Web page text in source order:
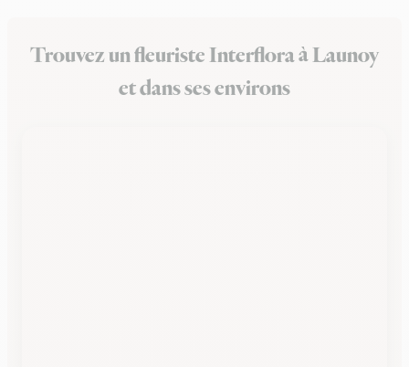
Trouvez un fleuriste Interflora à Launoy
et dans ses environs